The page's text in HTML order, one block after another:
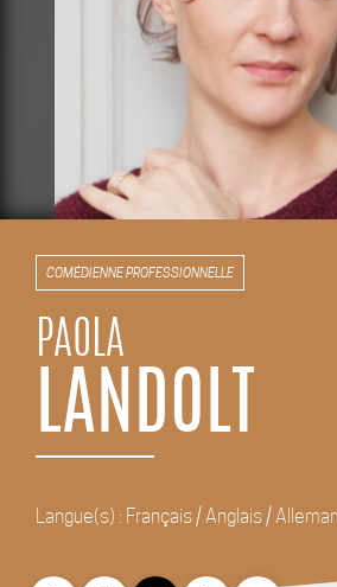
COMÉDIENNE PROFESSIONNELLE
PAOLA
LANDOLT
Langue(s) : Français / Anglais /